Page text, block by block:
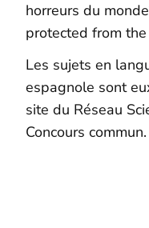
horreurs du
protected from
Les sujets en
espagnole sont
site du Réseau
Concours commun.